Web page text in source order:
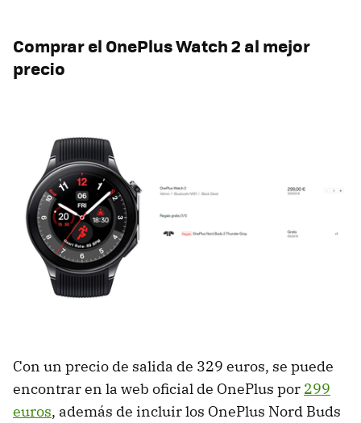
Comprar el OnePlus Watch 2 al mejor
precio
Con un precio de salida de 329 euros, se puede
encontrar en la web oficial de OnePlus por 299
euros, además de incluir los OnePlus Nord Buds